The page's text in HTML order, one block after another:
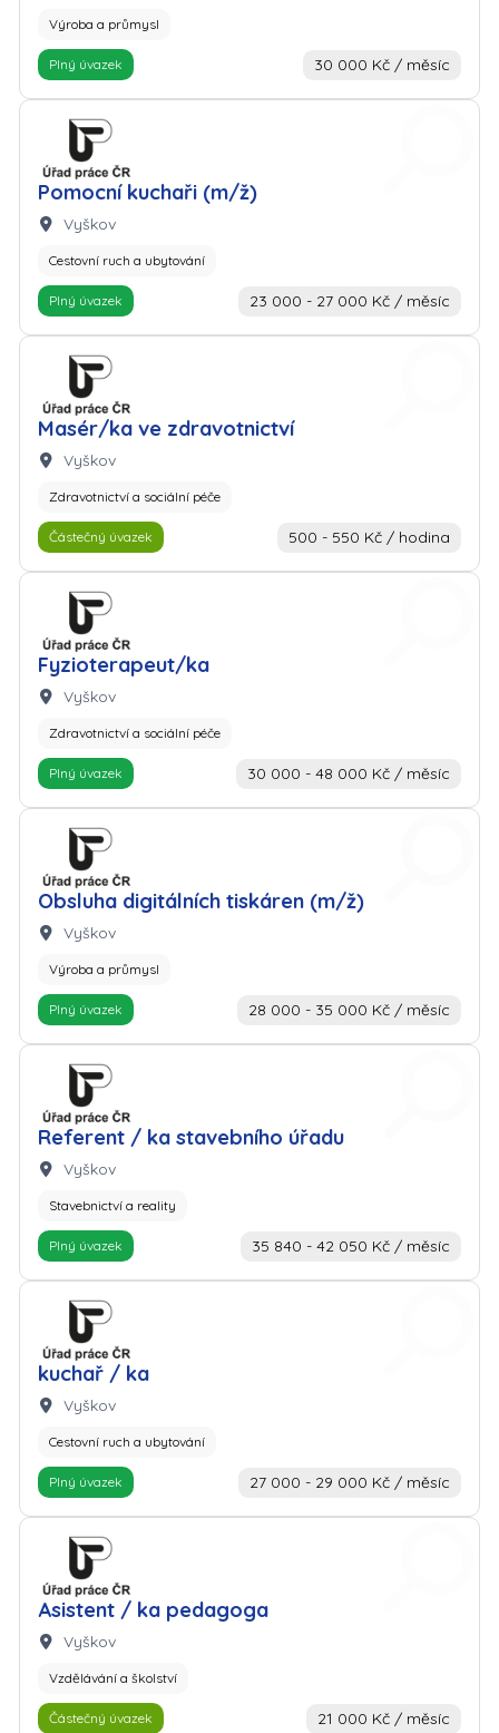
Výroba a průmysl
Plný úvazek 30 000 Kč / měsíc
Pomocní kuchaři (m/ž)
Zaměstnavatel: Úřad práce
Lokalita:
Vyškov
Cestovní ruch a ubytování
Plný úvazek 23 000 - 27 000 Kč / měsíc
Masér/ka ve zdravotnictví
Zaměstnavatel: Úřad práce
Lokalita:
Vyškov
Zdravotnictví a sociální péče
Částečný úvazek 500 - 550 Kč / hodina
Fyzioterapeut/ka
Zaměstnavatel: Úřad práce
Lokalita:
Vyškov
Zdravotnictví a sociální péče
Plný úvazek 30 000 - 48 000 Kč / měsíc
Obsluha digitálních tiskáren (m/ž)
Zaměstnavatel: Úřad práce
Lokalita:
Vyškov
Výroba a průmysl
Plný úvazek 28 000 - 35 000 Kč / měsíc
Referent / ka stavebního úřadu
Zaměstnavatel: Úřad práce
Lokalita:
Vyškov
Stavebnictví a reality
Plný úvazek 35 840 - 42 050 Kč / měsíc
kuchař / ka
Zaměstnavatel: Úřad práce
Lokalita:
Vyškov
Cestovní ruch a ubytování
Plný úvazek 27 000 - 29 000 Kč / měsíc
Asistent / ka pedagoga
Zaměstnavatel: Úřad práce
Lokalita:
Vyškov
Vzdělávání a školství
Částečný úvazek 21 000 Kč / měsíc